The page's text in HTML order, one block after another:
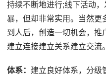
持续不断地进行;线下活动
暴，但却非常实用。当然更
到人后，创造一切机会，推
建立连接建立关系建立交流。
体系： 建立良好体系，分级